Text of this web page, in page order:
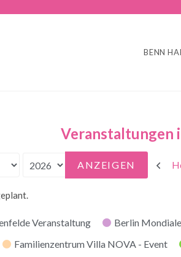
BENN
Veranstaltungen
Veranstaltung Berlin Mondiale
Familienzentrum Villa NOVA - Event